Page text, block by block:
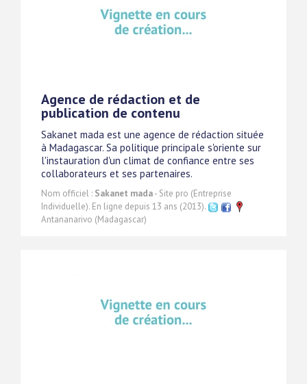
Agence de rédaction et de
publication de contenu
Sakanet mada est une agence de rédaction située
à Madagascar. Sa politique principale s'oriente sur
l'instauration d'un climat de confiance entre ses
collaborateurs et ses partenaires.
Nom officiel : Sakanet mada- Site pro (Entreprise
Individuelle). En ligne depuis 13 ans (2013).
Antananarivo (Madagascar)